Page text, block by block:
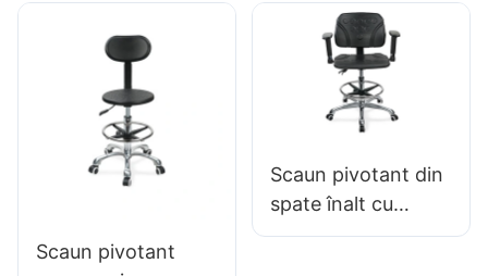
PU, șezut reglabil
pe înălțime și bază
cu 5 stele din
aluminiu pentru
laboratoare/birouri
spumă, inel de
picior ajustat de
înălțime &
Scaun pivotant
Scaun pivotant din
spate înalt cu
cotiere reglabile